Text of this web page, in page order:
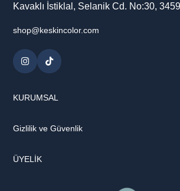
Kavaklı İstiklal, Selanik Cd. No:30,
shop@keskincolor.com
KURUMSAL
Gizlilik ve Güvenlik
ÜYELİK